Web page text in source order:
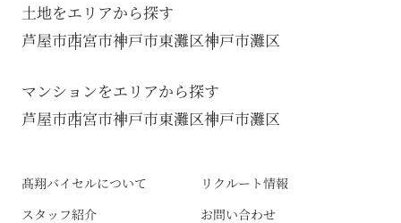
土地をエリアから探す
芦屋市西宮市神戸市東灘区神戸市灘区
マンションをエリアから探す
芦屋市西宮市神戸市東灘区神戸市灘区
髙翔バイセルについて
リクルート情報
スタッフ紹介
お問い合わせ